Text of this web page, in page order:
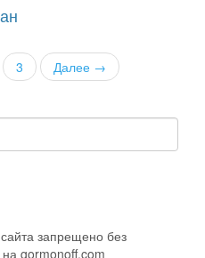
3 Далее →
запрещено без
на gormonoff.com